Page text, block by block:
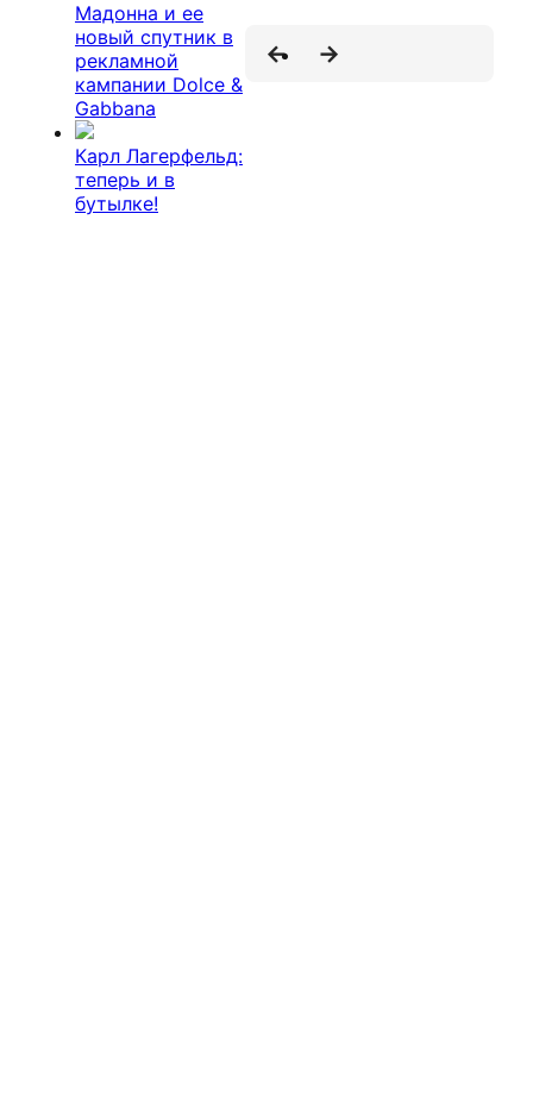
Мадонна и ее
новый спутник в
рекламной
кампании Dolce &
Gabbana
Карл Лагерфельд:
теперь и в
бутылке!